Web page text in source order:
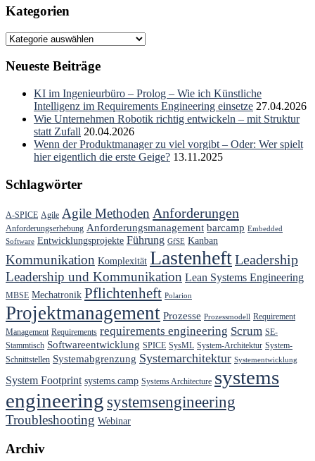
Kategorien
Kategorien
Neueste Beiträge
KI im Ingenieurbüro – Prolog – Wie ich Künstliche
Intelligenz im Requirements Engineering einsetze 27.04.2026
Wie Unternehmen Robotik richtig entwickeln – mit Struktur
statt Zufall 20.04.2026
Wenn der Produktmanager zu viel vorgibt – Oder: Wer spielt
hier eigentlich die erste Geige? 13.11.2025
Schlagwörter
A-SPICE Agile Agile Methoden Anforderungen
Anforderungserhebung Anforderungsmanagement barcamp Embedded
Software Entwicklungsprojekte Führung GfSE Kanban
Kommunikation Komplexität LastenheftLeadership
Leadership und Kommunikation Lean Systems Engineering
MBSE Mechatronik Pflichtenheft Polarion
Projektmanagement Prozesse Prozessmodell Requirement
Management Requirements requirements engineering Scrum SE-
Stammtisch Softwareentwicklung SPICE SysML System-Architektur System-
Schnittstellen Systemabgrenzung Systemarchitektur Systementwicklung
System Footprint systems.camp Systems Architecture systems
engineering systemsengineering
Troubleshooting Webinar
Archiv